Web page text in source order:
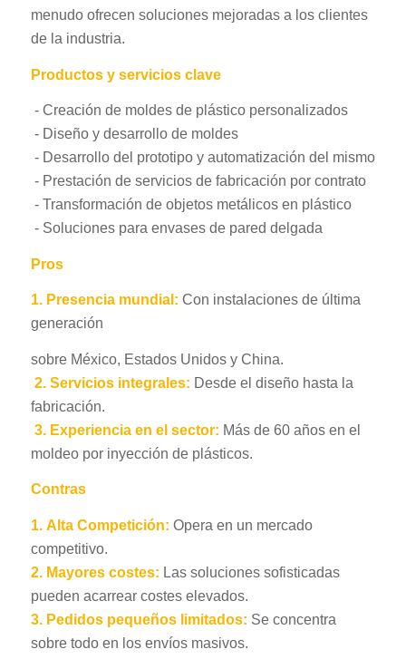
menudo ofrecen soluciones mejoradas a los clientes
de la industria.
Productos y servicios clave
- Creación de moldes de plástico personalizados
- Diseño y desarrollo de moldes
- Desarrollo del prototipo y automatización del mismo
- Prestación de servicios de fabricación por contrato
- Transformación de objetos metálicos en plástico
- Soluciones para envases de pared delgada
Pros
1. Presencia mundial: Con instalaciones de última
generación
sobre México, Estados Unidos y China.
2. Servicios integrales: Desde el diseño hasta la
fabricación.
3. Experiencia en el sector: Más de 60 años en el
moldeo por inyección de plásticos.
Contras
1. Alta Competición: Opera en un mercado
competitivo.
2. Mayores costes: Las soluciones sofisticadas
pueden acarrear costes elevados.
3. Pedidos pequeños limitados: Se concentra
sobre todo en los envíos masivos.